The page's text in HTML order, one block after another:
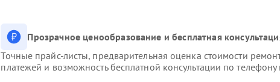
Прозрачное ценообразование и бесплатная
Точные прайс-листы, предварительная оценка стоимости
платежей и возможность бесплатной консультации по